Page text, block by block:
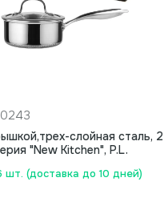
шт. (доставка до 10 дней)
слойная сталь, 2
"New Kitchen", P.L.